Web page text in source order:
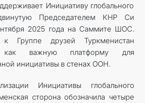
Инициативу глобального
Председателем КНР Си
2025 года на Саммите ШОС.
к Группе друзей Туркменистан
как важную платформу для
инициативы в стенах ООН.
Инициативы глобального
сторона обозначила четыре